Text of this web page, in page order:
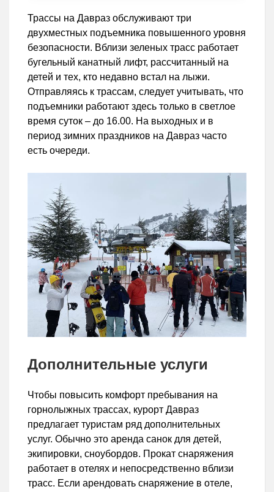
Трассы на Давраз обслуживают три
двухместных подъемника повышенного уровня
безопасности. Вблизи зеленых трасс работает
бугельный канатный лифт, рассчитанный на
детей и тех, кто недавно встал на лыжи.
Отправляясь к трассам, следует учитывать, что
подъемники работают здесь только в светлое
время суток – до 16.00. На выходных и в
период зимних праздников на Давраз часто
есть очереди.
Дополнительные услуги
Чтобы повысить комфорт пребывания на
горнолыжных трассах, курорт Давраз
предлагает туристам ряд дополнительных
услуг. Обычно это аренда санок для детей,
экипировки, сноубордов. Прокат снаряжения
работает в отелях и непосредственно вблизи
трасс. Если арендовать снаряжение в отеле,